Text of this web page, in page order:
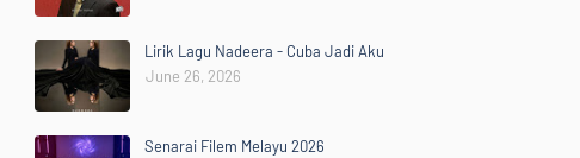
Lirik Lagu Nadeera - Cuba Jadi Aku
June 26, 2026
Senarai Filem Melayu 2026